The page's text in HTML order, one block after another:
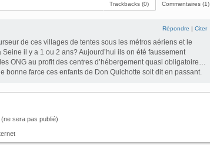
Commentaires (1)
Trackbacks (0)
Répondre | Citer
de ces villages de tentes sous les métros aériens et le
il y a 1 ou 2 ans? Aujourd’hui ils on été faussement
ONG au profit des centres d’hébergement quasi obligatoire…
bonne farce ces enfants de Don Quichotte soit dit en passant.
(ne sera pas publié)